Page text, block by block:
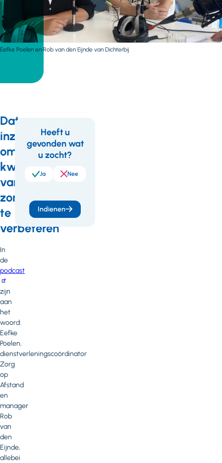
Eefke Poelen en Rob van den Eijnde van Dichterbij
Data
inzetten
om
kwaliteit
van
zorg
te
verbeteren
In
de
podcast
zijn
aan
het
woord:
Eefke
Poelen,
dienstverleningscoördinator
Zorg
op
Afstand
en
manager
Rob
van
den
Eijnde,
allebei
Feedback
Heeft u
gevonden wat
u zocht?
Ja Nee
Indienen